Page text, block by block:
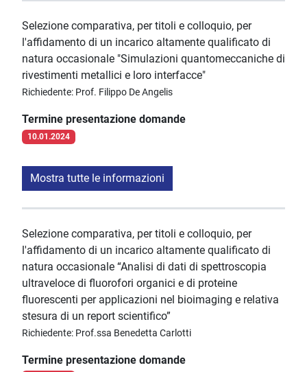
Selezione comparativa, per titoli e colloquio, per
l'affidamento di un incarico altamente qualificato di
natura occasionale "Simulazioni quantomeccaniche di
rivestimenti metallici e loro interfacce"
Richiedente: Prof. Filippo De Angelis
Termine presentazione domande
10.01.2024
Mostra tutte le informazioni
Selezione comparativa, per titoli e colloquio, per
l'affidamento di un incarico altamente qualificato di
natura occasionale “Analisi di dati di spettroscopia
ultraveloce di fluorofori organici e di proteine
fluorescenti per applicazioni nel bioimaging e relativa
stesura di un report scientifico”
Richiedente: Prof.ssa Benedetta Carlotti
Termine presentazione domande